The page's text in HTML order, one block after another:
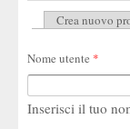
Schede
Crea nuovo
Nome utente *
Inserisci il tuo